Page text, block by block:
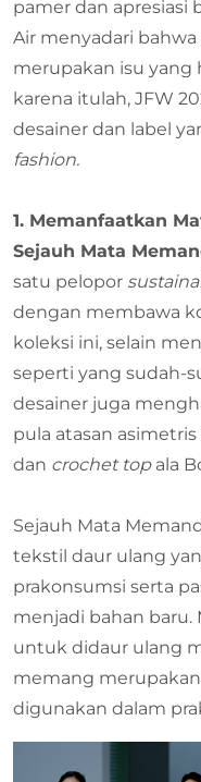
pamer dan apresiasi
Air menyadari bahwa
merupakan isu yang
karena itulah, JFW
desainer dan label
fashion.
1. Memanfaatkan
Sejauh Mata
satu pelopor
dengan membawa
koleksi ini, selain
seperti yang sudah-
desainer juga
pula atasan
dan crochet top ala
Sejauh Mata
tekstil daur ulang
prakonsumsi serta
menjadi bahan
untuk didaur ulang
memang
digunakan dalam